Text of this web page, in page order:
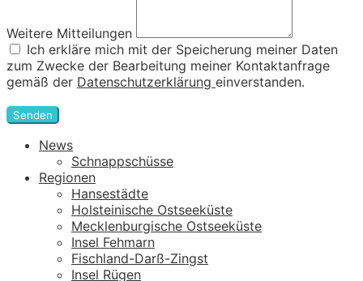
Weitere Mitteilungen
Ich erkläre mich mit der Speicherung meiner Daten
zum Zwecke der Bearbeitung meiner Kontaktanfrage
gemäß der Datenschutzerklärung einverstanden.
Senden
News
Schnappschüsse
Regionen
Hansestädte
Holsteinische Ostseeküste
Mecklenburgische Ostseeküste
Insel Fehmarn
Fischland-Darß-Zingst
Insel Rügen